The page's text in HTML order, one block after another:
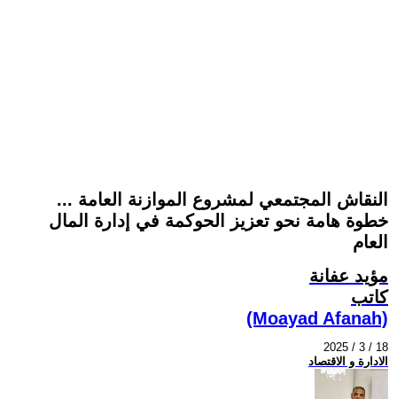
النقاش المجتمعي لمشروع الموازنة العامة ...
خطوة هامة نحو تعزيز الحوكمة في إدارة المال
العام
مؤيد عفانة
كاتب
(Moayad Afanah)
2025 / 3 / 18
الادارة و الاقتصاد